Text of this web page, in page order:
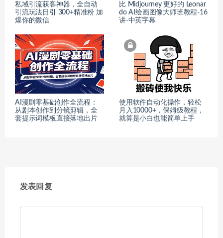
私域引流获客神器，全自动
引流玩法日引 300+精准粉 加
爆你的微信
比 Midjourney 更好的 Leonar
do AI绘画图像大师班教程-16
讲-中英字幕
AI漫剧零基础创作全流程：
从剧本创作到分镜剪辑，全
套提示词模板直接落地出片
使用软件自动化操作，轻松
月入10000+，保姆级教程，
就算是小白也能简单上手
发表回复